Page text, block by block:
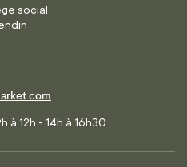
social
à 12h - 14h à 16h30